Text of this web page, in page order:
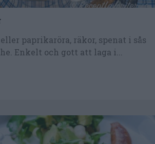
paprikaröra, räkor, spenat i sås
Enkelt och gott att laga i...